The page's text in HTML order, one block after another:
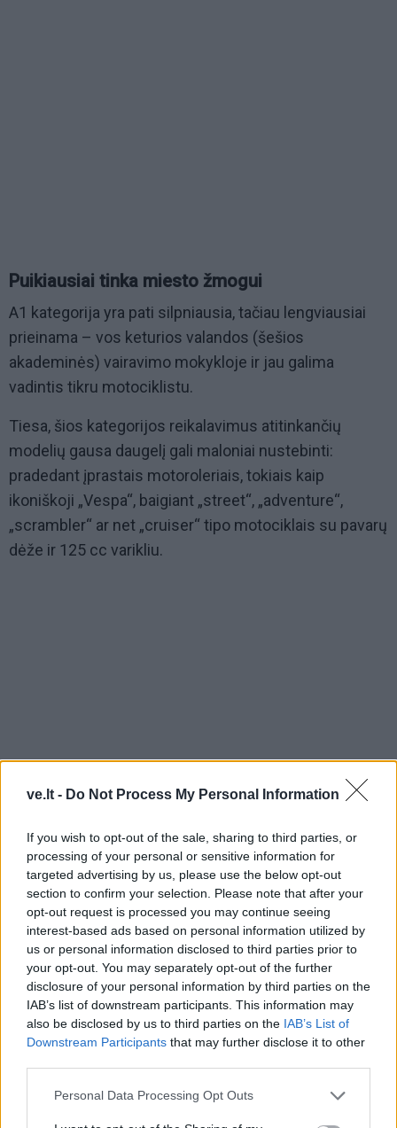
ve.lt - Do Not Process My Personal Information
If you wish to opt-out of the sale, sharing to third parties, or
processing of your personal or sensitive information for
targeted advertising by us, please use the below opt-out
section to confirm your selection. Please note that after your
opt-out request is processed you may continue seeing
interest-based ads based on personal information utilized by
us or personal information disclosed to third parties prior to
your opt-out. You may separately opt-out of the further
disclosure of your personal information by third parties on the
IAB’s list of downstream participants. This information may
also be disclosed by us to third parties on the IAB’s List of
Downstream Participants that may further disclose it to other
Personal Data Processing Opt Outs
Puikiausiai tinka miesto žmogui
A1 kategorija yra pati silpniausia, tačiau lengviausiai
prieinama – vos keturios valandos (šešios
akademinės) vairavimo mokykloje ir jau galima
vadintis tikru motociklistu.
Tiesa, šios kategorijos reikalavimus atitinkančių
modelių gausa daugelį gali maloniai nustebinti:
pradedant įprastais motoroleriais, tokiais kaip
ikoniškoji „Vespa“, baigiant „street“, „adventure“,
„scrambler“ ar net „cruiser“ tipo motociklais su pavarų
dėže ir 125 cc varikliu.
„Pamenu, kad pirmasis motociklas, apie kurį rašiau
apžvalgą, buvo 125 kubinių centimetrų „scrambler“
tipo modelis. Žiūrėdamas retrospektyviai matau, kas
man jame dabar nepatiktų, tačiau tas motociklas
atrodė labai stilingas.
Net ir dabar tokio tipo modelį rekomenduočiau
pradedančiajam ar jaunuoliui“, – pasakoja J.
Lengvinas.
elektriniai motoroleriai. Nors pasaulinėse parodose